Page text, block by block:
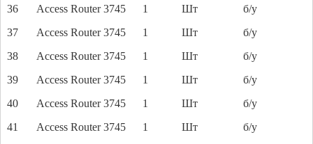
36
Access Router 3745 1 Шт
б/у
37
Access Router 3745 1 Шт
б/у
38
Access Router 3745 1 Шт
б/у
39
Access Router 3745 1 Шт
б/у
40
Access Router 3745 1 Шт
б/у
41
Access Router 3745 1 Шт
б/у